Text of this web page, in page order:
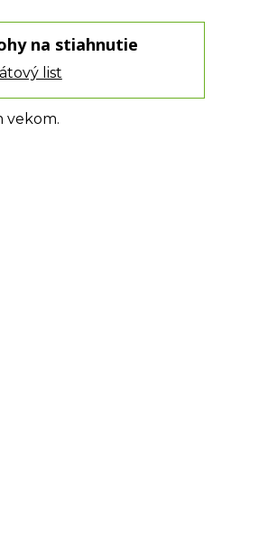
na stiahnutie
list
vekom.